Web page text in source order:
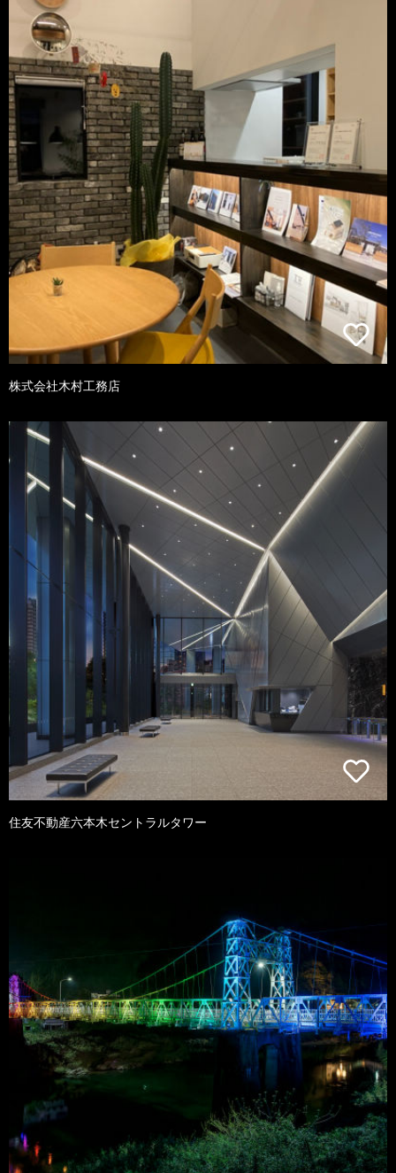
株式会社木村工務店
住友不動産六本木セントラルタワー